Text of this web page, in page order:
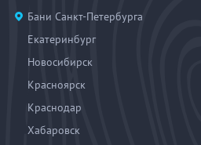
Бани Санкт-Петербурга
Екатеринбург
Новосибирск
Красноярск
Краснодар
Хабаровск